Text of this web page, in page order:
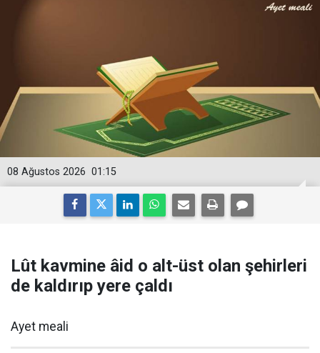
01:15
08 Ağustos 2026
Lût kavmine âid o alt-üst olan şehirleri
de kaldırıp yere çaldı
Ayet meali